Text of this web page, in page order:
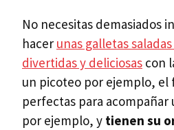
No necesitas demasiados
hacer unas galletas
divertidas y deliciosas con
un picoteo por ejemplo, el
perfectas para acompañar
por ejemplo, y tienen su